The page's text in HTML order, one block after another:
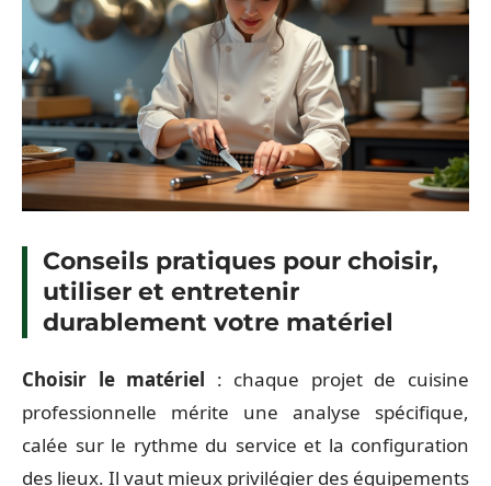
Conseils pratiques pour choisir,
utiliser et entretenir
durablement votre matériel
Choisir le matériel : chaque projet de cuisine
professionnelle mérite une analyse spécifique,
calée sur le rythme du service et la configuration
des lieux. Il vaut mieux privilégier des équipements